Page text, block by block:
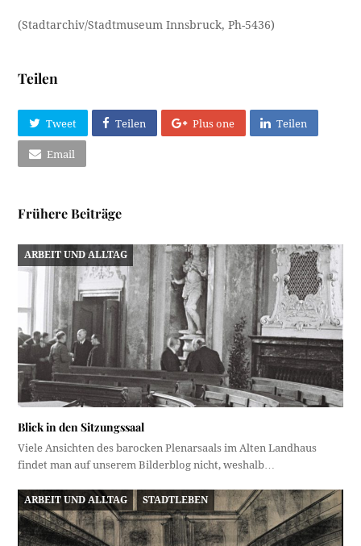
(Stadtarchiv/Stadtmuseum Innsbruck, Ph-5436)
Teilen
Tweet Teilen Plus one Teilen
Email
Frühere Beiträge
ARBEIT UND ALLTAG
Blick in den Sitzungssaal
Viele Ansichten des barocken Plenarsaals im Alten Landhaus
findet man auf unserem Bilderblog nicht, weshalb…
ARBEIT UND ALLTAG STADTLEBEN